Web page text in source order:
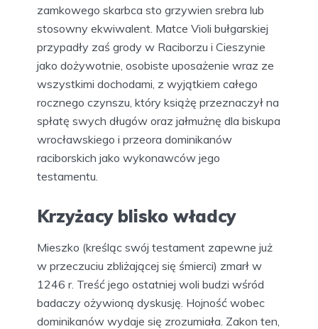
zamkowego skarbca sto grzywien srebra lub
stosowny ekwiwalent. Matce Violi bułgarskiej
przypadły zaś grody w Raciborzu i Cieszynie
jako dożywotnie, osobiste uposażenie wraz ze
wszystkimi dochodami, z wyjątkiem całego
rocznego czynszu, który książę przeznaczył na
spłatę swych długów oraz jałmużnę dla biskupa
wrocławskiego i przeora dominikanów
raciborskich jako wykonawców jego
testamentu.
Krzyżacy blisko władcy
Mieszko (kreśląc swój testament zapewne już
w przeczuciu zbliżającej się śmierci) zmarł w
1246 r. Treść jego ostatniej woli budzi wśród
badaczy ożywioną dyskusję. Hojność wobec
dominikanów wydaje się zrozumiała. Zakon ten,